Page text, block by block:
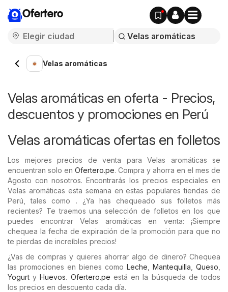
Ofertero
Velas aromáticas
Velas aromáticas en oferta - Precios,
descuentos y promociones en Perú
Velas aromáticas ofertas en folletos
Los mejores precios de venta para Velas aromáticas se
encuentran solo en Ofertero.pe. Compra y ahorra en el mes de
Agosto con nosotros. Encontrarás los precios especiales en
Velas aromáticas esta semana en estas populares tiendas de
Perú, tales como . ¿Ya has chequeado sus folletos más
recientes? Te traemos una selección de folletos en los que
puedes encontrar Velas aromáticas en venta: ¡Siempre
chequea la fecha de expiración de la promoción para que no
te pierdas de increíbles precios!
¿Vas de compras y quieres ahorrar algo de dinero? Chequea
las promociones en bienes como Leche Mantequilla Queso
Yogurt yHuevos. Ofertero.pe está en la búsqueda de todos
los precios en descuento cada día.